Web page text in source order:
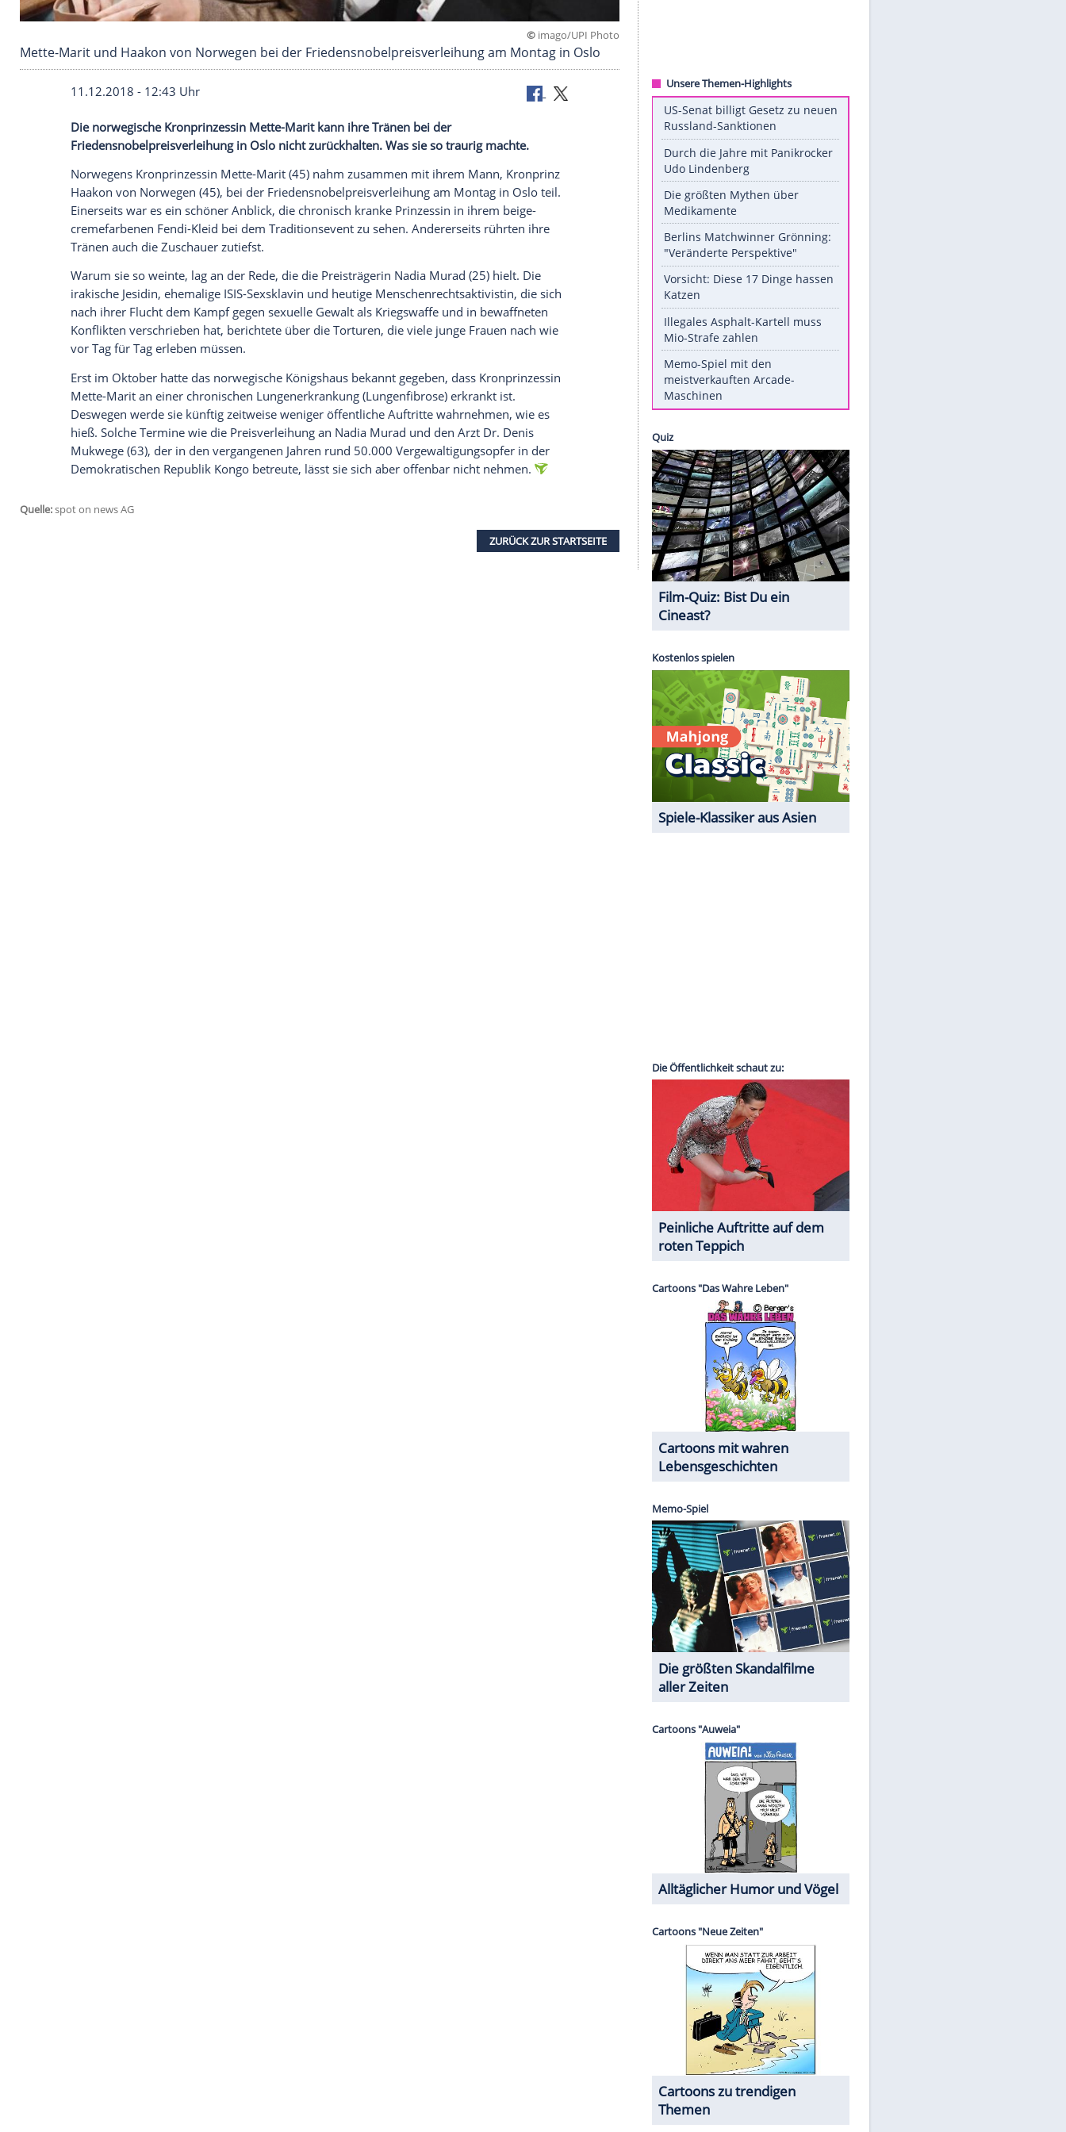
© imago/UPI Photo
Mette-Marit und Haakon von Norwegen bei der Friedensnobelpreisverleihung am Montag in Oslo
11.12.2018 - 12:43 Uhr
Die norwegische Kronprinzessin Mette-Marit kann ihre Tränen bei der
FriedensnobelpreisverleihunginOslonicht zurückhalten. Was sie so traurig machte.
Norwegens Kronprinzessin Mette-Marit (45) nahm zusammen mit ihrem Mann, Kronprinz
Haakon von Norwegen(45), bei derFriedensnobelpreisverleihungam Montag in Oslo
teil.
Einerseits war es ein schöner Anblick, die chronisch kranke Prinzessin in ihrem beige-
cremefarbenen Fendi-Kleid bei dem Traditionsevent zu sehen. Andererseits rührten ihre
Tränen auch die Zuschauer zutiefst.
Warum sie so weinte, lag an der Rede, die die PreisträgerinNadia Murad
(25) hielt. Die
irakische Jesidin, ehemalige ISIS-Sexsklavin und heutige Menschenrechtsaktivistin, die sich
nach ihrer Flucht dem Kampf gegen sexuelle Gewalt als Kriegswaffe und in bewaffneten
Konflikten verschrieben hat, berichtete über die Torturen, die viele junge Frauen nach wie
Erst im Oktober hatte das norwegische Königshaus bekannt gegeben, dass Kronprinzessin
Mukwege (63), der in den vergangenen Jahren rund 50.000 Vergewaltigungsopfer in der
ZURÜCK ZUR STARTSEITE
Unsere Themen-Highlights
US-Senat billigt Gesetz zu neuen
Durch die Jahre mit Panikrocker
Udo Lindenberg
"Veränderte Perspektive"
Vorsicht: Diese 17 Dinge hassen
Katzen
Illegales Asphalt-Kartell muss
Mio-Strafe zahlen
Memo-Spiel mit den
Quiz
Spiele-Klassiker aus Asien
Die Öffentlichkeit schaut zu:
Peinliche Auftritte auf dem
roten Teppich
Cartoons mit wahren
Lebensgeschichten
Memo-Spiel